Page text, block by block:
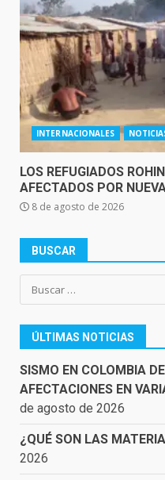
INTERNACIONALES
LOS REFUGIADOS
AFECTADOS POR
8 de agosto de 2026
BUSCAR
Buscar:
ÚLTIMAS NOTICIAS
SISMO EN COLOMBIA
AFECTACIONES EN
de agosto de 2026
¿QUÉ SON LAS
2026